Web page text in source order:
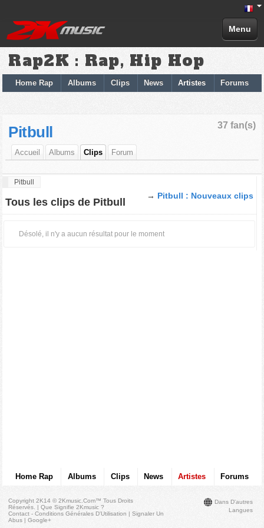
Menu
Rap2K : Rap, Hip Hop
Home Rap Albums Clips News Artistes Forums
37 fan(s)
Pitbull
Accueil Albums Clips Forum
Pitbull
→ Pitbull : Nouveaux clips
Tous les clips de Pitbull
Désolé, il n'y a aucun résultat pour le moment
Home Rap Albums Clips News Artistes Forums
Dans D'autres
Langues
Copyright 2K14 © 2Kmusic.com™Tous Droits
Réservés . |Que Signifie 2Kmusic ?
Contact - Conditions Générales D'Utilisation |Signaler Un
Abus |Google+